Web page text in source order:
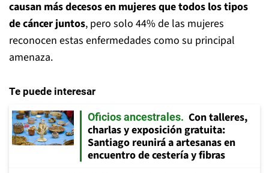
causan más decesos en mujeres que todos los tipos
de cáncer juntos, pero solo 44% de las mujeres
reconocen estas enfermedades como su principal
amenaza.
Te puede interesar
Oficios ancestrales
Con talleres,
charlas y exposición gratuita:
Santiago reunirá a artesanas en
encuentro de cestería y fibras